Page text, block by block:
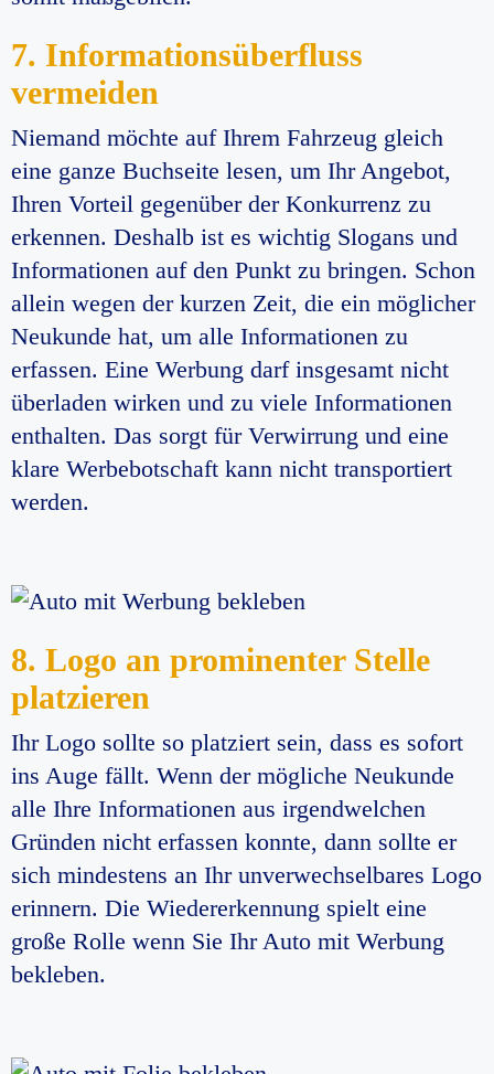
7. Informationsüberfluss
vermeiden
Niemand möchte auf Ihrem Fahrzeug gleich
eine ganze Buchseite lesen, um Ihr Angebot,
Ihren Vorteil gegenüber der Konkurrenz zu
erkennen. Deshalb ist es wichtig Slogans und
Informationen auf den Punkt zu bringen. Schon
allein wegen der kurzen Zeit, die ein möglicher
Neukunde hat, um alle Informationen zu
erfassen. Eine Werbung darf insgesamt nicht
überladen wirken und zu viele Informationen
enthalten. Das sorgt für Verwirrung und eine
klare Werbebotschaft kann nicht transportiert
werden.
8. Logo an prominenter Stelle
platzieren
Ihr Logo sollte so platziert sein, dass es sofort
ins Auge fällt. Wenn der mögliche Neukunde
alle Ihre Informationen aus irgendwelchen
Gründen nicht erfassen konnte, dann sollte er
sich mindestens an Ihr unverwechselbares Logo
erinnern. Die Wiedererkennung spielt eine
große Rolle wenn Sie Ihr Auto mit Werbung
bekleben.